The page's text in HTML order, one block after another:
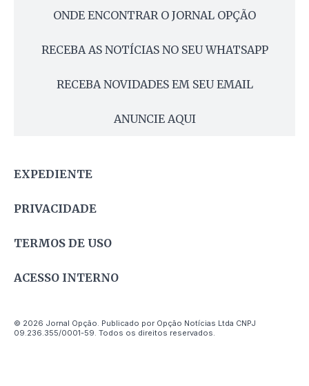
ONDE ENCONTRAR O JORNAL OPÇÃO
RECEBA AS NOTÍCIAS NO SEU WHATSAPP
RECEBA NOVIDADES EM SEU EMAIL
ANUNCIE AQUI
EXPEDIENTE
PRIVACIDADE
TERMOS DE USO
ACESSO INTERNO
© 2026 Jornal Opção. Publicado por Opção Notícias Ltda CNPJ
09.236.355/0001-59. Todos os direitos reservados.